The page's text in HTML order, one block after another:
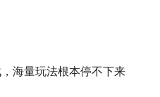
海量玩法根本停不下来